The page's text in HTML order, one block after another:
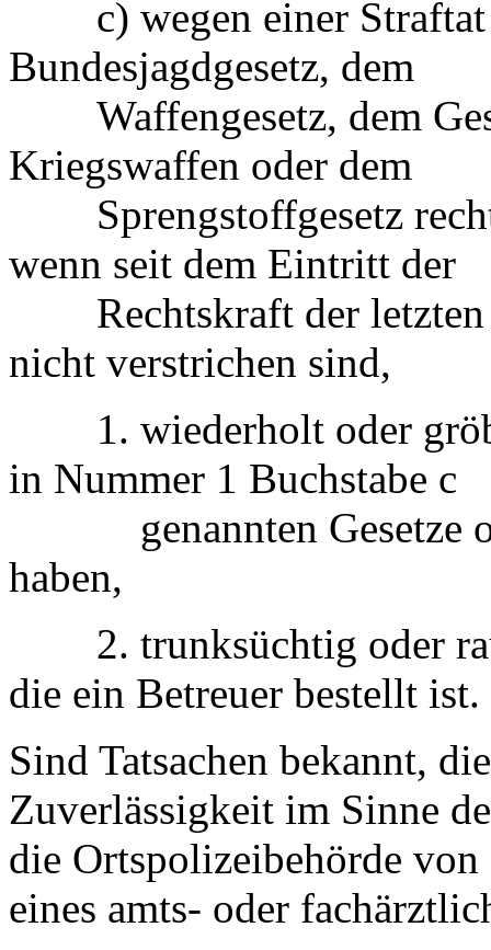
c) wegen einer Straftat
Bundesjagdgesetz, dem
Waffengesetz, dem
Kriegswaffen oder dem
Sprengstoffgesetz
wenn seit dem Eintritt der
Rechtskraft der letzten
nicht verstrichen sind,
1. wiederholt oder
in Nummer 1 Buchstabe c
genannten Gesetze
haben,
2. trunksüchtig oder
die ein Betreuer bestellt ist.
Sind Tatsachen bekannt,
Zuverlässigkeit im Sinne
die Ortspolizeibehörde
eines amts- oder